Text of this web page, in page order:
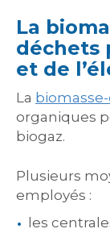
La
déchets
et de
La
organiques
biogaz.
Plusieurs
employés :
les